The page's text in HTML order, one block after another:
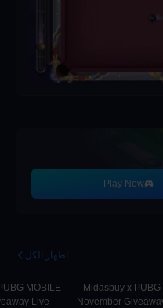
Play Now
اظهار الكل
Midasbuy x PUBG
November
MOBILE
Live —